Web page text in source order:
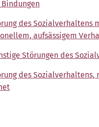
des Sozialverhaltens
aufsässigem
Störungen des
des Sozialverhaltens,